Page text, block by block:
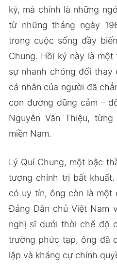
ký, mà chính là những
từ những tháng ngày
trong cuộc sống đầy
Chung. Hồi ký này là
sự nhanh chóng đổi thay
cá nhân của người đã
con đường dũng cảm –
Nguyễn Văn Thiệu,
miền Nam.
Lý Quí Chung, một bậc
tượng chính trị bất
có uy tín, ông còn là một
Đảng Dân chủ Việt Nam
nghị sĩ dưới thời chế độ
trường phức tạp, ông đã
lập và kháng cự chính